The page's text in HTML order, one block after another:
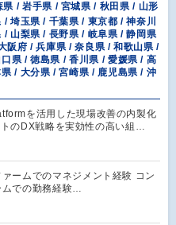
県 / 岩手県 / 宮城県 / 秋田県 / 山形
埼玉県 / 千葉県 / 東京都 / 神奈川
山梨県 / 長野県 / 岐阜県 / 静岡県
阪府 / 兵庫県 / 奈良県 / 和歌山県 /
県 / 徳島県 / 香川県 / 愛媛県 / 高
/ 大分県 / 宮崎県 / 鹿児島県 / 沖
を活用した現場改善の内製化
のDX戦略を実効性の高い組…
ームでのマネジメント経験 コン
ムでの勤務経験…